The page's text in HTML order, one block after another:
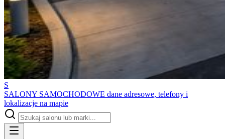
S
SALONY SAMOCHODOWE dane adresowe, telefony i
lokalizacje na mapie